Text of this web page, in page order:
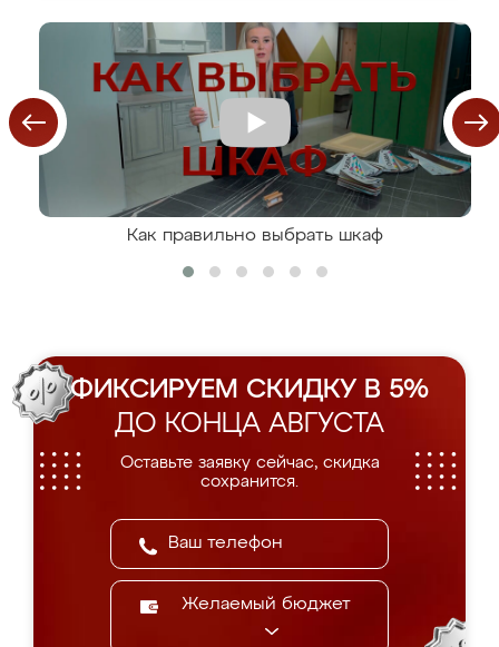
Как правильно выбрать шкаф
ФИКСИРУЕМ СКИДКУ В 5%
ДО КОНЦА АВГУСТА
Оставьте заявку сейчас, скидка
сохранится.
Желаемый бюджет